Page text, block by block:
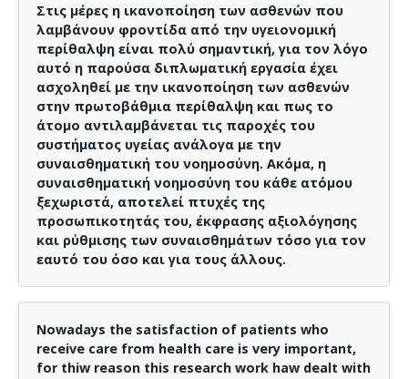
Στις μέρες η ικανοποίηση των ασθενών που
λαμβάνουν φροντίδα από την υγειονομική
περίθαλψη είναι πολύ σημαντική, για τον λόγο
αυτό η παρούσα διπλωματική εργασία έχει
ασχοληθεί με την ικανοποίηση των ασθενών
στην πρωτοβάθμια περίθαλψη και πως το
άτομο αντιλαμβάνεται τις παροχές του
συστήματος υγείας ανάλογα με την
συναισθηματική του νοημοσύνη. Ακόμα, η
συναισθηματική νοημοσύνη του κάθε ατόμου
ξεχωριστά, αποτελεί πτυχές της
προσωπικοτητάς του, έκφρασης αξιολόγησης
και ρύθμισης των συναισθημάτων τόσο για τον
εαυτό του όσο και για τους άλλους.
Nowadays the satisfaction of patients who
receive care from health care is very important,
for thiw reason this research work haw dealt with